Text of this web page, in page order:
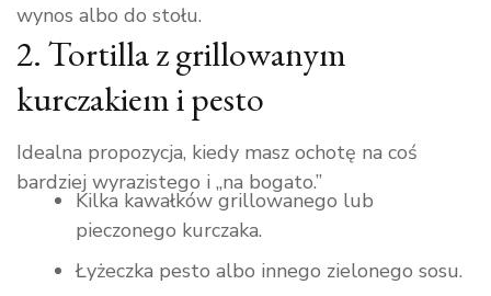
wynos albo do stołu.
2. Tortilla z grillowanym
kurczakiem i pesto
Idealna propozycja, kiedy masz ochotę na coś
bardziej wyrazistego i „na bogato.”
Kilka kawałków grillowanego lub
pieczonego kurczaka.
Łyżeczka pesto albo innego zielonego sosu.